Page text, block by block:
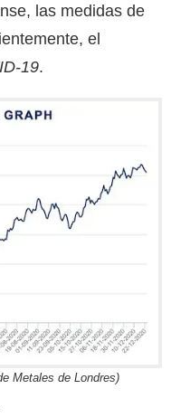
las medidas de
el
19.
Metales de Londres)